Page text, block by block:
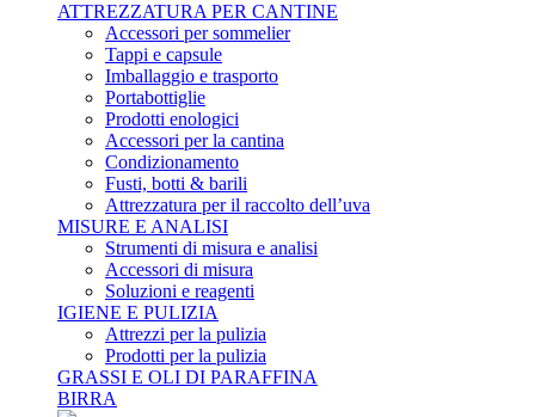
ATTREZZATURA PER CANTINE
Accessori per sommelier
Tappi e capsule
Imballaggio e trasporto
Portabottiglie
Prodotti enologici
Accessori per la cantina
Condizionamento
Fusti, botti & barili
Attrezzatura per il raccolto dell’uva
MISURE E ANALISI
Strumenti di misura e analisi
Accessori di misura
Soluzioni e reagenti
IGIENE E PULIZIA
Attrezzi per la pulizia
Prodotti per la pulizia
GRASSI E OLI DI PARAFFINA
BIRRA